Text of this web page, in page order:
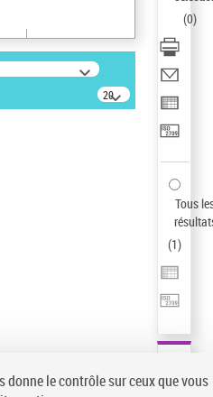
20
résultats/page
(0)
Tous
(1)
donne le contrôle sur ceux que vous